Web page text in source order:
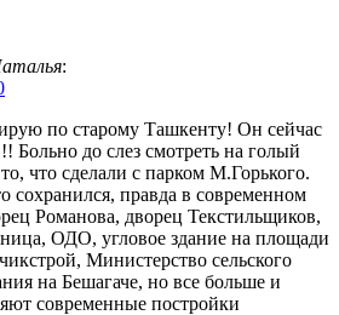
:
по старому Ташкенту! Он сейчас
Больно до слез смотреть на голый
что сделали с парком М.Горького.
сохранился, правда в современном
Романова, дворец Текстильщиков,
ОДО, угловое здание на площади
Министерство сельского
на Бешагаче, но все больше и
современные постройки